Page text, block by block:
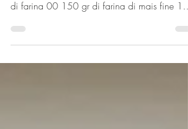
Ingredienti per 6/8 persone 4 mele 70 gr di
di farina 00 150 gr di farina di mais fine 1
uovo 2 dl...